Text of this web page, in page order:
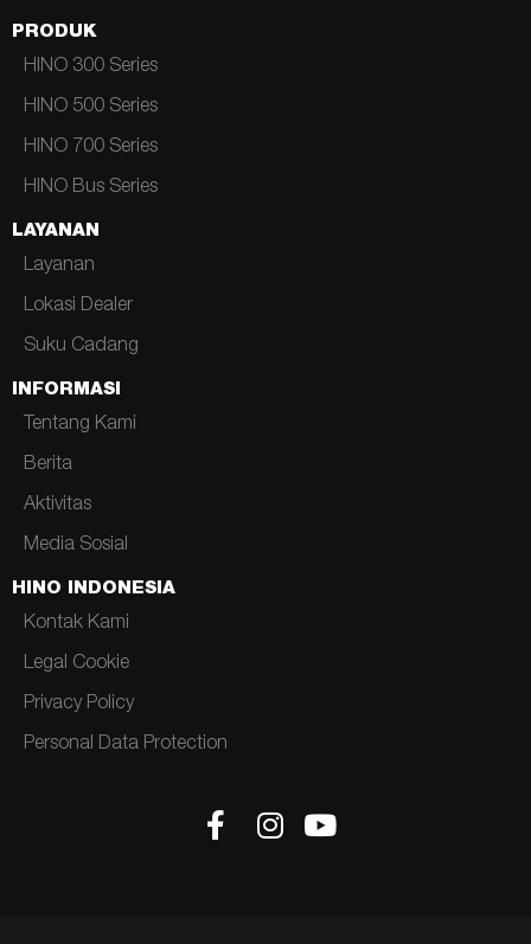
PRODUK
HINO 300 Series
HINO 500 Series
HINO 700 Series
HINO Bus Series
LAYANAN
Layanan
Lokasi Dealer
Suku Cadang
INFORMASI
Tentang Kami
Berita
Aktivitas
Media Sosial
HINO INDONESIA
Kontak Kami
Legal Cookie
Privacy Policy
Personal Data Protection